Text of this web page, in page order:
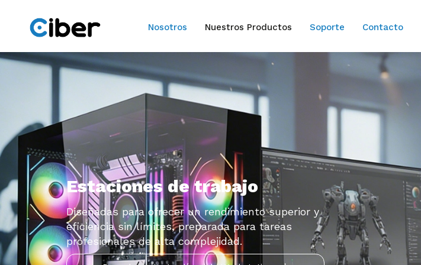
Nosotros Nuestros Productos Soporte Contacto
Estaciones de trabajo
Diseñadas para ofrecer un rendimiento superior y
eficiencia sin límites, preparada para tareas
profesionales de alta complejidad.